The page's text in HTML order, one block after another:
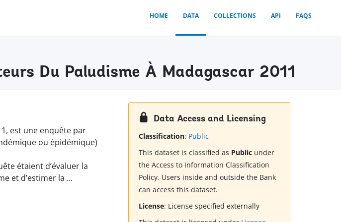
HOME DATA COLLECTIONS API FAQS
Du Paludisme À Madagascar 2011
est une enquête par
ou épidémique)
étaient d’évaluer la
et d’estimer la ...
Data Access and Licensing
Classification: Public
This dataset is classified as Public under
the Access to Information Classification
Policy. Users inside and outside the Bank
can access this dataset.
License: License specified externally